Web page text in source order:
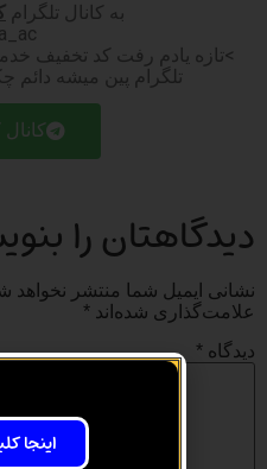
به کانال تلگرام
>تازه یادم رفت کد تخفیف
تلگرام پین میشه
دیدگاهتان را
نشانی ایمیل شما منتشر نخواهد
علامت‌گذاری شده‌اند *
دیدگاه *
اینجا